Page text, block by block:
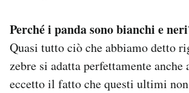
Perché i panda sono bianchi e
Quasi tutto ciò che abbiamo detto
zebre si adatta perfettamente anche
eccetto il fatto che questi ultimi